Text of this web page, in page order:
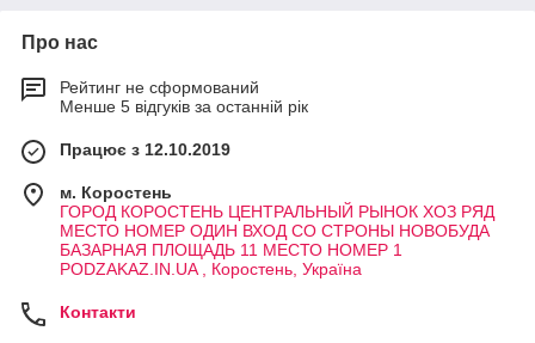
Про нас
Рейтинг не сформований
Менше 5 відгуків за останній рік
Працює з 12.10.2019
м. Коростень
ГОРОД КОРОСТЕНЬ ЦЕНТРАЛЬНЫЙ РЫНОК ХОЗ РЯД
МЕСТО НОМЕР ОДИН ВХОД СО СТРОНЫ НОВОБУДА
БАЗАРНАЯ ПЛОЩАДЬ 11 МЕСТО НОМЕР 1
PODZAKAZ.IN.UA , Коростень, Україна
Контакти